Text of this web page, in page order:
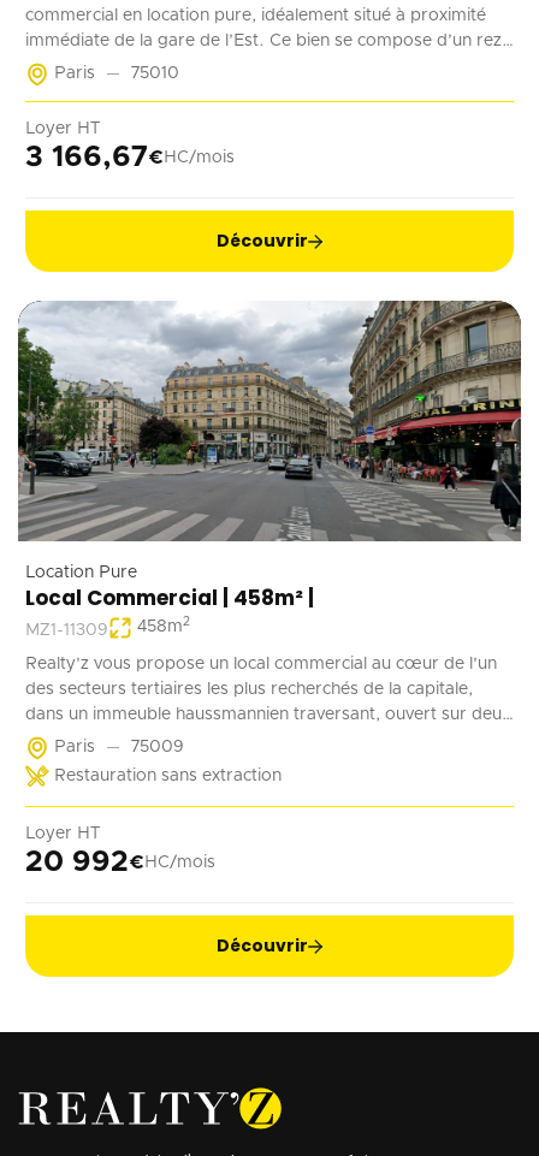
commercial en location pure, idéalement situé à proximité
immédiate de la gare de l’Est. Ce bien se compose d’un rez-
de-chaussée de 70 m² accessible à la fois depuis la rue et les
parties communes de l’immeuble. Deux emplacements de
rénové, ce local est adapté à tout type d’activité ne générant
pas de nuisances.
Paris 75010
Loyer HT
3 166,67€ HC/mois
Découvrir
Location Pure
Local Commercial | 458m² |
MZ1-11309 458m2
Realty'z vous propose un local commercial au cœur de l'un
des secteurs tertiaires les plus recherchés de la capitale,
dans un immeuble haussmannien traversant, ouvert sur deux
rues, D'une surface totale d'environ 458 m², répartis entre un
plateau généreux et un niveau complémentaire, ce bien offre
une belle hauteur sous plafond, une vitrine offrant une
permettant d'adapter les espaces aussi bien à un usage
bureautique qu'à une activité commerciale. Disponible
pour un investisseur ou un utilisateur en quête d'un
emplacement stratégique, avec un accès PMR, un
classement ERP 5 et un parking privatif dans la cour de
Paris
75009
Restauration sans extraction
Loyer HT
20 992€ HC/mois
Découvrir